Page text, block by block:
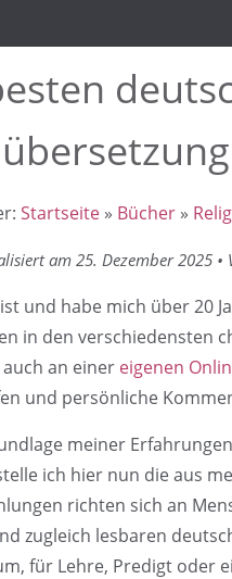
Startseite » Bücher »
am 25. Dezember 2025 •
und habe mich über 20
in den verschiedensten
an einer eigenen
und persönliche
meiner
ich hier nun die aus
richten sich an
zugleich lesbaren
für Lehre, Predigt oder